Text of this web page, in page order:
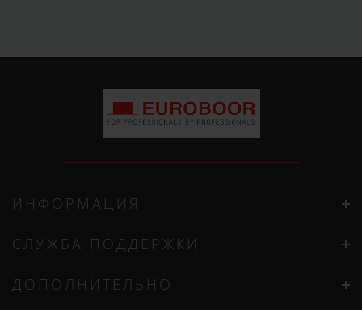
ИНФОРМАЦИЯ
СЛУЖБА ПОДДЕРЖКИ
ДОПОЛНИТЕЛЬНО